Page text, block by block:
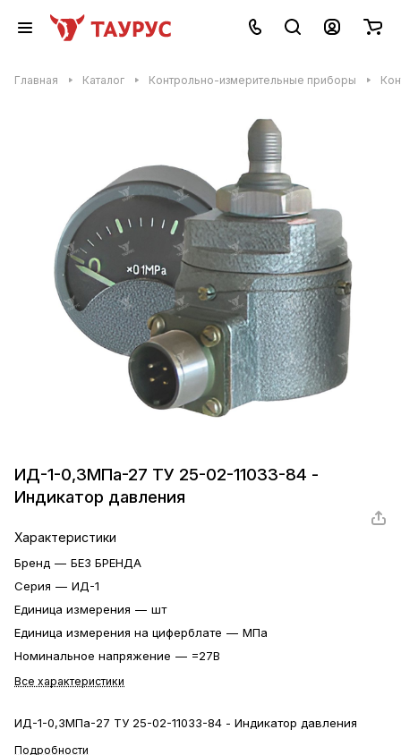
Главная Каталог Контрольно-измерительные приборы
ИД-1-0,3МПа-27 ТУ 25-02-11033-84 -
Индикатор давления
Характеристики
Бренд — БЕЗ БРЕНДА
Серия — ИД-1
Единица измерения — шт
Единица измерения на циферблате — МПа
Номинальное напряжение — =27В
Все характеристики
ИД-1-0,3МПа-27 ТУ 25-02-11033-84 - Индикатор давления
Подробности